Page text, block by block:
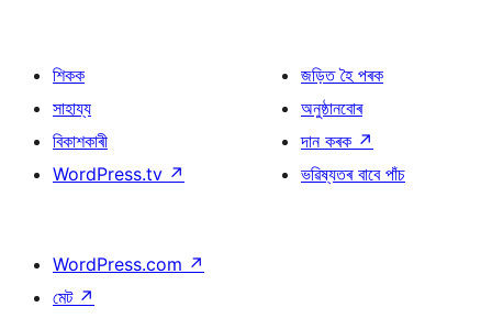
শিকক
সাহায্য
বিকাশকাৰী
WordPress.tv ↗
জড়িত হৈ পৰক
অনুষ্ঠানবোৰ
দান কৰক ↗
ভৱিষ্যতৰ বাবে পাঁচ
WordPress.com ↗
মেট ↗